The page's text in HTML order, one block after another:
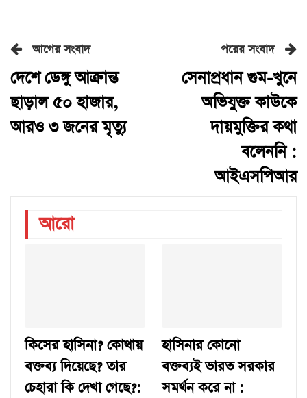
আগের সংবাদ
দেশে ডেঙ্গু আক্রান্ত
ছাড়াল ৫০ হাজার,
আরও ৩ জনের মৃত্যু
পরের সংবাদ
সেনাপ্রধান গুম-খুনে
অভিযুক্ত কাউকে
দায়মুক্তির কথা
বলেননি :
আইএসপিআর
আরো
কিসের হাসিনা? কোথায়
বক্তব্য দিয়েছে? তার
চেহারা কি দেখা গেছে?:
হাসিনার কোনো
বক্তব্যই ভারত সরকার
সমর্থন করে না :